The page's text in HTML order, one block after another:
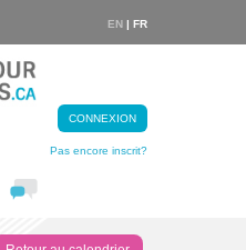
EN | FR
CONNEXION
Pas encore inscrit?